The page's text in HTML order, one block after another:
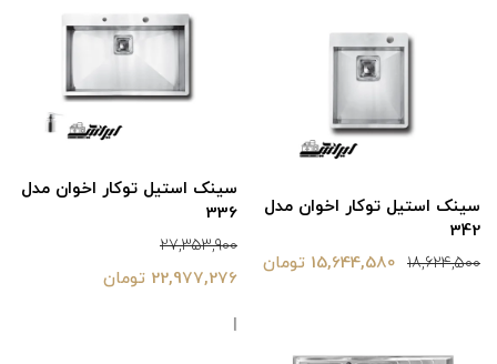
سینک استیل توکار اخوان مدل
342
18,624,500 15,644,580 تومان
سینک استیل توکار اخوان مدل
336
27,353,900
22,977,276 تومان